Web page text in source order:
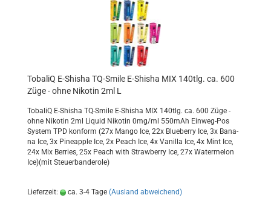
To­ba­liQ E-​Shi­sha TQ-​Smile E-​Shi­sha MIX 140tlg. ca. 600
Züge - ohne Ni­ko­tin 2ml L
To­ba­liQ E-​Shisha TQ-​Smile E-​Shisha MIX 140tlg. ca. 600 Züge -
ohne Ni­ko­tin 2ml Li­quid Ni­ko­tin 0mg/ml 550mAh Einweg-​Pos
Sys­tem TPD kon­form (27x Mango Ice, 22x Blue­ber­ry Ice, 3x Bana­
na Ice, 3x Pi­neapp­le Ice, 2x Peach Ice, 4x Va­nil­la Ice, 4x Mint Ice,
24x Mix Ber­ries, 25x Peach with Straw­ber­ry Ice, 27x Wa­ter­me­lon
Ice)(mit Steu­er­ban­de­ro­le)
Lieferzeit: ca. 3-4 Tage (Ausland abweichend)